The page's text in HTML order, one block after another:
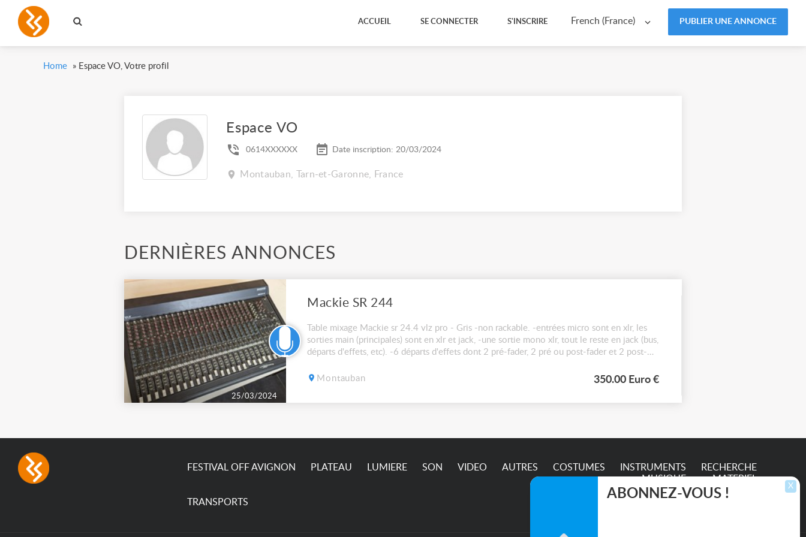
French (France) PUBLIER UNE ANNONCE
ACCUEIL SE CONNECTER S'INSCRIRE
Home » Espace VO, Votre profil
Espace VO
0614XXXXXX Date inscription: 20/03/2024
Montauban, Tarn-et-Garonne, France
DERNIÈRES ANNONCES
25/03/2024
Mackie SR 244
Table mixage Mackie sr 24.4 vlz pro - Gris -non rackable. -entrées micro sont en xlr, les
sorties main (principales) sont en xlr et jack, -une sortie mono xlr, tout le reste en jack (bus,
départs d'effets, etc). -6 départs d'effets dont 2 pré-fader, 2 pré ou post-fader et 2 post-
Montauban
350.00 Euro €
FESTIVAL OFF AVIGNON PLATEAU LUMIERE SON VIDEO AUTRES COSTUMES
INSTRUMENTS
MUSIQUE
RECHERCHE
MATERIEL
TRANSPORTS
X
ABONNEZ-VOUS !